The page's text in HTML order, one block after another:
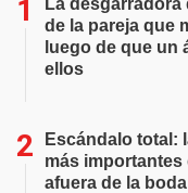
de la pareja que
luego de que un
ellos
Escándalo total:
más importantes
afuera de la